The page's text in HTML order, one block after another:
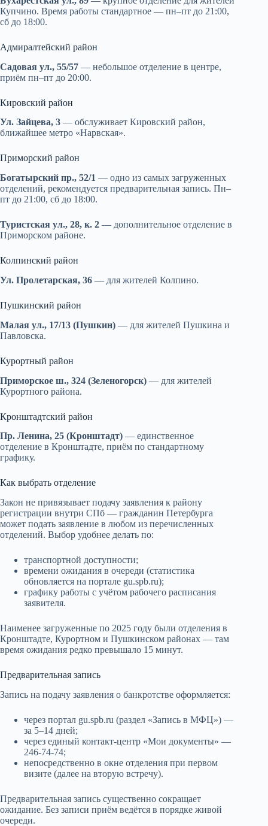
Купчино. Время работы стандартное — пн–пт до 21:00,
сб до 18:00.
Адмиралтейский район
Садовая ул., 55/57 — небольшое отделение в центре,
приём пн–пт до 20:00.
Кировский район
Ул. Зайцева, 3 — обслуживает Кировский район,
ближайшее метро «Нарвская».
Приморский район
Богатырский пр., 52/1 — одно из самых загруженных
отделений, рекомендуется предварительная запись. Пн–
пт до 21:00, сб до 18:00.
Туристская ул., 28, к. 2 — дополнительное отделение в
Приморском районе.
Колпинский район
Ул. Пролетарская, 36 — для жителей Колпино.
Пушкинский район
Малая ул., 17/13 (Пушкин) — для жителей Пушкина и
Павловска.
Курортный район
Приморское ш., 324 (Зеленогорск) — для жителей
Курортного района.
Кронштадтский район
Пр. Ленина, 25 (Кронштадт) — единственное
отделение в Кронштадте, приём по стандартному
графику.
Как выбрать отделение
Закон не привязывает подачу заявления к району
регистрации внутри СПб — гражданин Петербурга
может подать заявление в любом из перечисленных
отделений. Выбор удобнее делать по:
транспортной доступности;
времени ожидания в очереди (статистика
обновляется на портале gu.spb.ru);
графику работы с учётом рабочего расписания
заявителя.
Наименее загруженные по 2025 году были отделения в
Кронштадте, Курортном и Пушкинском районах — там
время ожидания редко превышало 15 минут.
Предварительная запись
Запись на подачу заявления о банкротстве оформляется:
через портал gu.spb.ru (раздел «Запись в МФЦ») —
за 5–14 дней;
через единый контакт-центр «Мои документы» —
246-74-74;
непосредственно в окне отделения при первом
визите (далее на вторую встречу).
Предварительная запись существенно сокращает
ожидание. Без записи приём ведётся в порядке живой
очереди.